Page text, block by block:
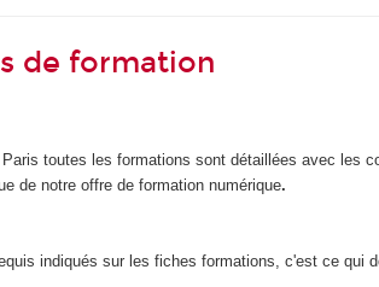
de formation
toutes les formations sont détaillées avec les
de notre offre de formation numérique.
indiqués sur les fiches formations, c'est ce qui